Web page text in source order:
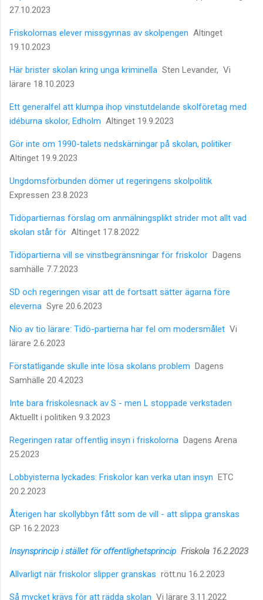
27.10.2023
Friskolornas elever missgynnas av skolpengen Altinget
19.10.2023
Här brister skolan kring unga kriminella Sten Levander, Vi
lärare 18.10.2023
Ett generalfel att klumpa ihop vinstutdelande skolföretag med
idéburna skolor, Edholm Altinget 19.9.2023
Gör inte om 1990-talets nedskärningar på skolan, politiker
Altinget 19.9.2023
Ungdomsförbunden dömer ut regeringens skolpolitik
Expressen 23.8.2023
Tidöpartiernas förslag om anmälningsplikt strider mot allt vad
skolan står för Altinget 17.8.2022
Tidöpartierna vill se vinstbegränsningar för friskolor Dagens
samhälle 7.7.2023
SD och regeringen visar att de fortsatt sätter ägarna före
eleverna Syre 20.6.2023
Nio av tio lärare: Tidö-partierna har fel om modersmålet Vi
lärare 2.6.2023
Förstatligande skulle inte lösa skolans problem Dagens
Samhälle 20.4.2023
Inte bara friskolesnack av S - men L stoppade verkstaden
Aktuellt i politiken 9.3.2023
Regeringen ratar offentlig insyn i friskolorna Dagens Arena
25.2023
Lobbyisterna lyckades: Friskolor kan verka utan insyn ETC
20.2.2023
Återigen har skollybbyn fått som de vill - att slippa granskas
GP 16.2.2023
Insynsprincip i stället för offentlighetsprincip Friskola 16.2.2023
Allvarligt när friskolor slipper granskas rött.nu 16.2.2023
Så mycket krävs för att rädda skolan Vi lärare 3.11.2022